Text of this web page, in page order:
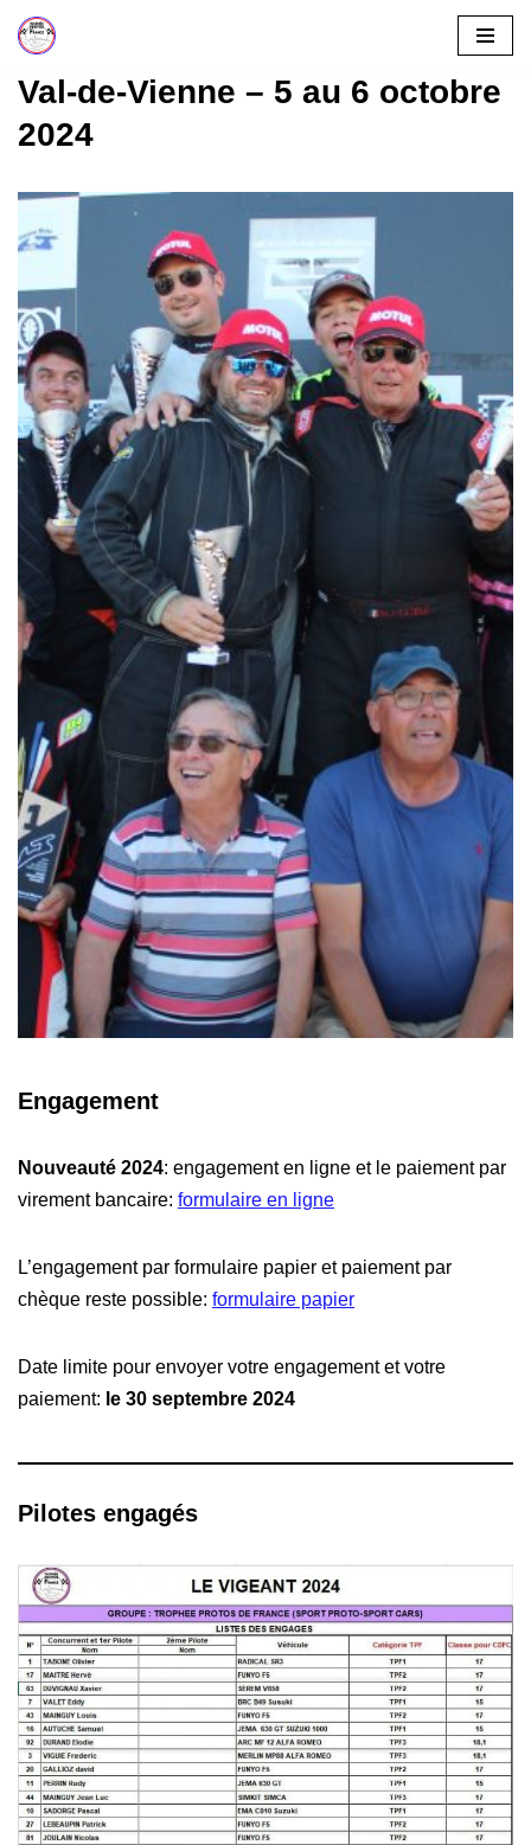
au
contenu
Val-de-Vienne – 5 au 6 octobre
2024
Engagement
Nouveauté 2024: engagement en ligne et le paiement par
virement bancaire: formulaire en ligne
L’engagement par formulaire papier et paiement par
chèque reste possible: formulaire papier
Date limite pour envoyer votre engagement et votre
paiement: le 30 septembre 2024
Pilotes engagés